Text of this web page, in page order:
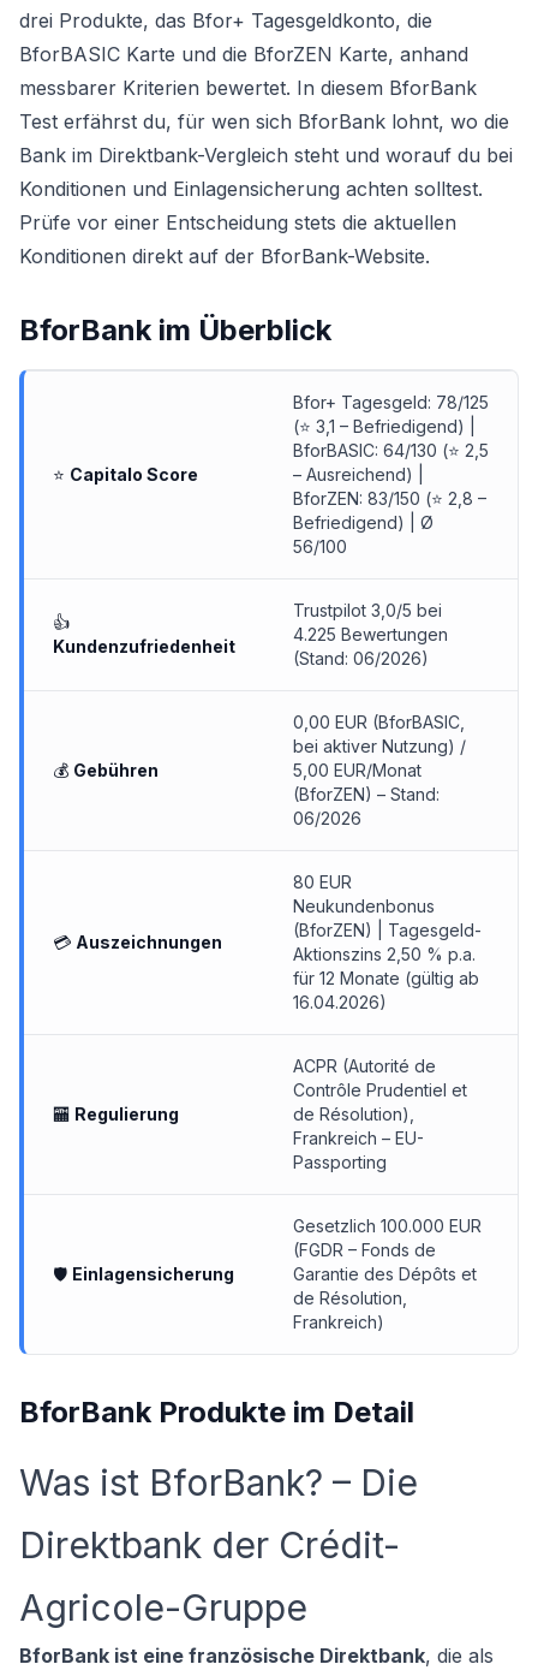
drei Produkte, das Bfor+ Tagesgeldkonto, die
BforBASIC Karte und die BforZEN Karte, anhand
messbarer Kriterien bewertet. In diesem BforBank
Test erfährst du, für wen sich BforBank lohnt, wo die
Bank im Direktbank-Vergleich steht und worauf du bei
Konditionen und Einlagensicherung achten solltest.
Prüfe vor einer Entscheidung stets die aktuellen
Konditionen direkt auf der BforBank-Website.
BforBankim Überblick
⭐ Capitalo Score
Bfor+ Tagesgeld: 78/125
(⭐ 3,1 – Befriedigend) |
BforBASIC: 64/130 (⭐ 2,5
– Ausreichend) |
BforZEN: 83/150 (⭐ 2,8 –
Befriedigend) | Ø
56/100
👍
Kundenzufriedenheit
Trustpilot 3,0/5 bei
4.225 Bewertungen
(Stand: 06/2026)
💰 Gebühren
0,00 EUR (BforBASIC,
bei aktiver Nutzung) /
5,00 EUR/Monat
(BforZEN) – Stand:
06/2026
💳 Auszeichnungen
80 EUR
Neukundenbonus
(BforZEN) | Tagesgeld-
Aktionszins 2,50 % p.a.
für 12 Monate (gültig ab
16.04.2026)
🏧 Regulierung
ACPR (Autorité de
Contrôle Prudentiel et
de Résolution),
Frankreich – EU-
Passporting
🛡 Einlagensicherung
Gesetzlich 100.000 EUR
(FGDR – Fonds de
Garantie des Dépôts et
de Résolution,
Frankreich)
BforBank Produkte im Detail
Was ist BforBank? – Die
Direktbank der Crédit-
Agricole-Gruppe
BforBank ist eine französische Direktbank, die als